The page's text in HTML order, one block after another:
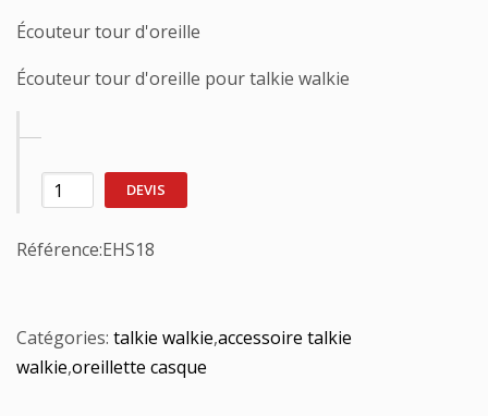
Écouteur tour d'oreille
Écouteur tour d'oreille pour talkie walkie
DEVIS
Référence:EHS18
Catégories: talkie walkie,accessoire talkie
walkie,oreillette casque